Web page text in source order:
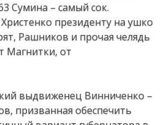
Сумина – самый сок.
президенту на ушко
Рашников и прочая челядь
Магнитки, от
выдвиженец Винниченко –
призванная обеспечить